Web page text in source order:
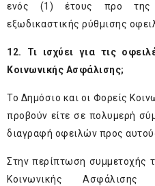
ενός (1) έτους προ
εξωδικαστικής ρύθμισης
12. Τι ισχύει για τις
Κοινωνικής Ασφάλισης;
Το Δημόσιο και οι Φορείς
προβούν είτε σε πολυμερή
διαγραφή οφειλών προς
Στην περίπτωση συμμετοχής
Κοινωνικής